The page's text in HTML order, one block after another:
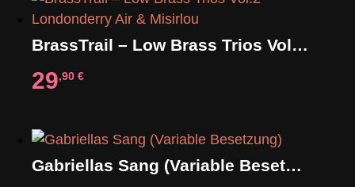
BrassTrail – Low Brass Trios Vol.2 Londonderry Air & Misirlou
29,90€
Gabriellas Sang (Variable Besetzung)